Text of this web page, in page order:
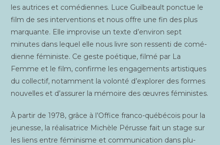
les autrices et comé­diennes. Luce Guil­beault ponc­tue le
film de ses inter­ven­tions et nous offre une fin des plus
mar­quante. Elle impro­vise un texte d’environ sept
minutes dans lequel elle nous livre son res­sen­ti de comé­
dienne fémi­niste. Ce geste poé­tique, fil­mé par La
Femme et le film, confirme les enga­ge­ments artis­tiques
du col­lec­tif, notam­ment la volon­té d’explorer des formes
nou­velles et d’assurer la mémoire des œuvres féministes.
À par­tir de 1978, grâce à l’Office fran­co-qué­bé­cois pour la
jeu­nesse, la réa­li­sa­trice Michèle Pérusse fait un stage sur
les liens entre fémi­nisme et com­mu­ni­ca­tion dans plu­